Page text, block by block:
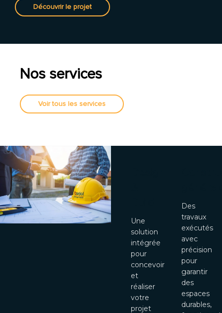
Découvrir le projet
Nos services
Voir tous les services
Une
solution
intégrée
pour
concevoir
et
réaliser
votre
projet
Des
travaux
exécutés
avec
précision
pour
garantir
des
espaces
durables,